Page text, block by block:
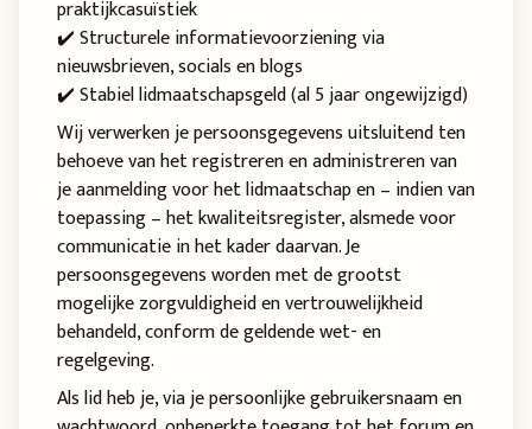
praktijkcasuïstiek
✔️ Structurele informatievoorziening via
nieuwsbrieven, socials en blogs
✔️ Stabiel lidmaatschapsgeld (al 5 jaar ongewijzigd)
Wij verwerken je persoonsgegevens uitsluitend ten
behoeve van het registreren en administreren van
je aanmelding voor het lidmaatschap en – indien van
toepassing – het kwaliteitsregister, alsmede voor
communicatie in het kader daarvan. Je
persoonsgegevens worden met de grootst
mogelijke zorgvuldigheid en vertrouwelijkheid
behandeld, conform de geldende wet- en
regelgeving.
Als lid heb je, via je persoonlijke gebruikersnaam en